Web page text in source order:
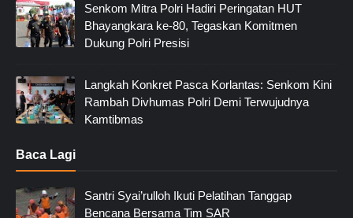
Senkom Mitra Polri Hadiri Peringatan HUT
Bhayangkara ke-80, Tegaskan Komitmen
Dukung Polri Presisi
Langkah Konkret Pasca Korlantas: Senkom Kini
Rambah Divhumas Polri Demi Terwujudnya
Kamtibmas
Baca Lagi
Santri Syai’rulloh Ikuti Pelatihan Tanggap
Bencana Bersama Tim SAR